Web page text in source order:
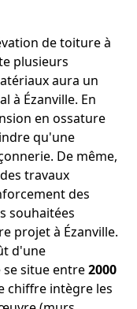
de toiture à
plusieurs
aura un
à Ézanville. En
en ossature
qu'une
De même,
travaux
des
souhaitées
projet à Ézanville.
d'une
situe entre2000
chiffre intègre les